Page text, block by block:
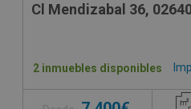
Cl Mendizabal 36,
2 inmuebles disponibles